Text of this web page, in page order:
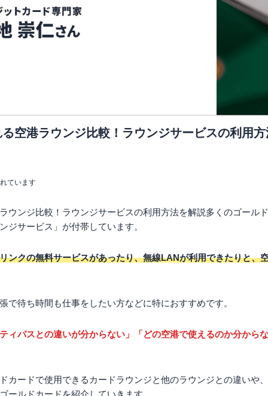
空港ラウンジ比較！ラウンジサービスの利用
ています
ウンジ比較！ラウンジサービスの利用方法を解説多くのゴール
ジサービス」が付帯しています。
ンクの無料サービスがあったり、無線LANが利用できたりと、
で待ち時間も仕事をしたい方などに特におすすめです。
ィパスとの違いが分からない」「どの空港で使えるのか分から
カードで使用できるカードラウンジと他のラウンジとの違いや
ールドカードを紹介していきます。